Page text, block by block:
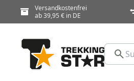
Versandkostenfrei
ab 39,95 € in DE